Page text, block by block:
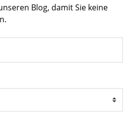
Blog, damit Sie keine